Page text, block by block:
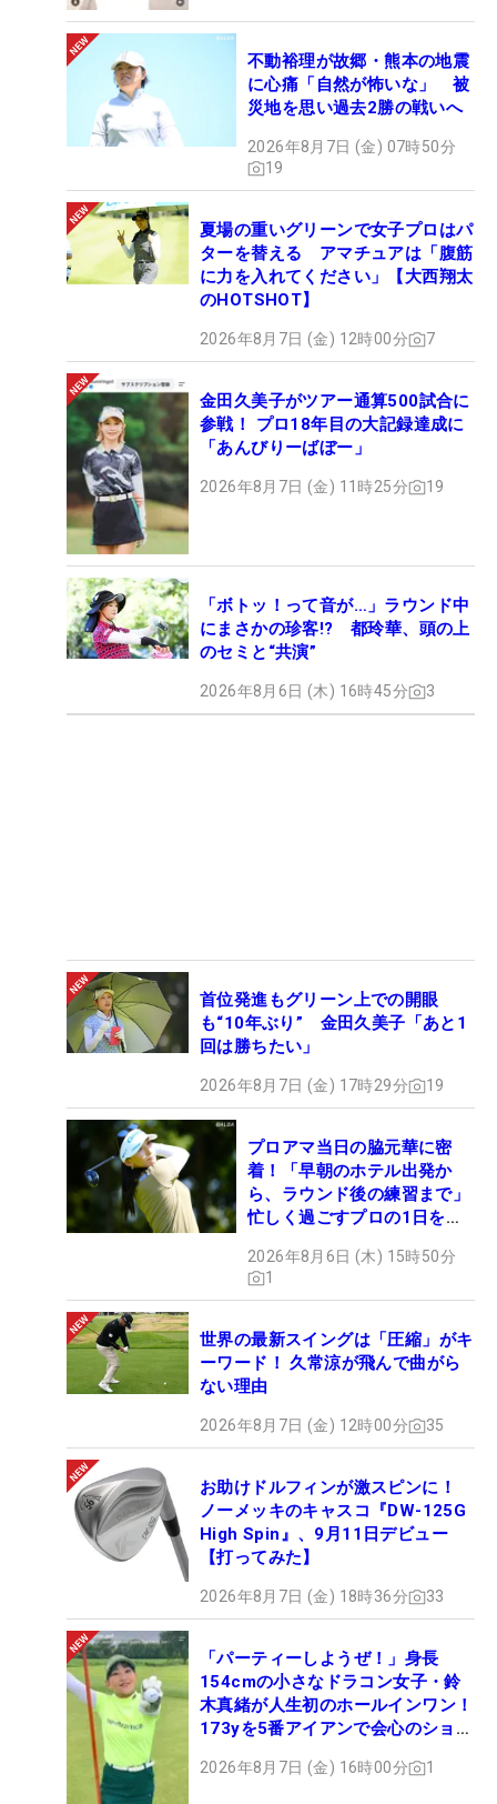
不動裕理が故郷・熊本の地震
に心痛「自然が怖いな」 被
災地を思い過去2勝の戦いへ
2026年8月7日 (金) 07時50分
19
夏場の重いグリーンで女子プロはパ
ターを替える アマチュアは「腹筋
に力を入れてください」【大西翔太
のHOTSHOT】
2026年8月7日 (金) 12時00分 7
金田久美子がツアー通算500試合に
参戦！ プロ18年目の大記録達成に
「あんびりーばぼー」
2026年8月7日 (金) 11時25分 19
「ボトッ！って音が…」ラウンド中
にまさかの珍客!? 都玲華、頭の上
のセミと“共演”
2026年8月6日 (木) 16時45分 3
首位発進もグリーン上での開眼
も“10年ぶり” 金田久美子「あと1
回は勝ちたい」
2026年8月7日 (金) 17時29分 19
プロアマ当日の脇元華に密
着！「早朝のホテル出発か
ら、ラウンド後の練習まで」
忙しく過ごすプロの1日を公
2026年8月6日 (木) 15時50分
1
世界の最新スイングは「圧縮」がキ
ーワード！ 久常涼が飛んで曲がら
ない理由
2026年8月7日 (金) 12時00分 35
お助けドルフィンが激スピンに！
ノーメッキのキャスコ『DW-125G
High Spin』、9月11日デビュー
【打ってみた】
2026年8月7日 (金) 18時36分 33
「パーティーしようぜ！」身長
154cmの小さなドラコン女子・鈴
木真緒が人生初のホールインワン！
173yを5番アイアンで会心のショッ
2026年8月7日 (金) 16時00分 1